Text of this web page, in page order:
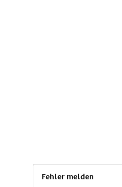
Fehler melden